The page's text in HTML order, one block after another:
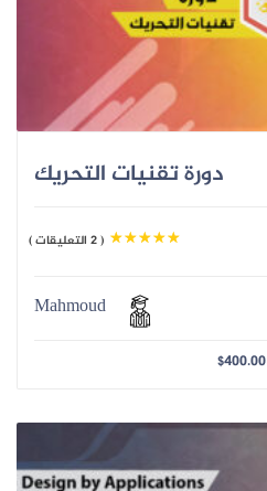
دورة تقنيات التحريك
( 2 التعليقات )
Mahmoud
$400.00